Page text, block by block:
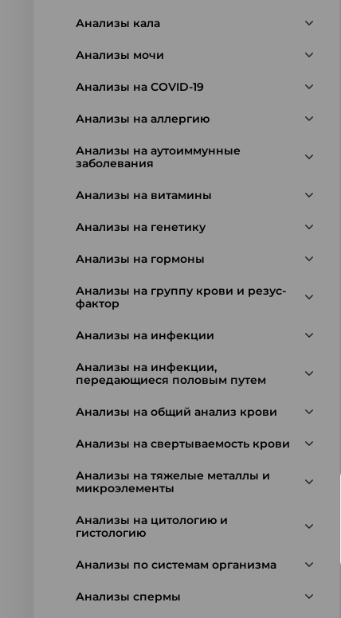
Анализы кала
Анализы мочи
Анализы на COVID-19
Анализы на аллергию
Анализы на аутоиммунные
заболевания
Анализы на витамины
Анализы на генетику
Анализы на гормоны
Анализы на группу крови и резус-
фактор
Анализы на инфекции
Анализы на инфекции,
передающиеся половым путем
Анализы на общий анализ крови
Анализы на свертываемость крови
Анализы на тяжелые металлы и
микроэлементы
Анализы на цитологию и
гистологию
Анализы по системам организма
Анализы спермы